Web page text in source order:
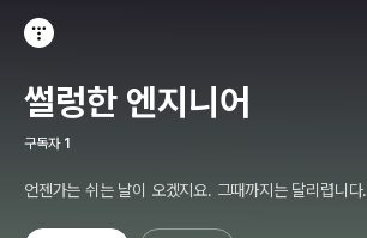
썰렁한 엔지니어
구독자 1
언젠가는 쉬는 날이 오겠지요. 그때까지는 달리렵니다.